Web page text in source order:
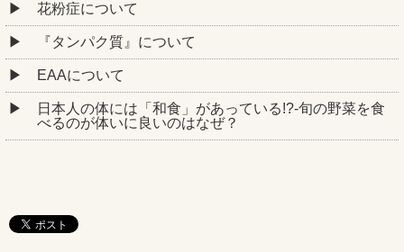
花粉症について
『タンパク質』について
EAAについて
日本人の体には「和食」があっている!?-旬の野菜を食
べるのが体いに良いのはなぜ？